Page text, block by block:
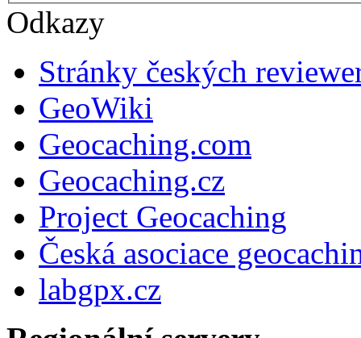
Odkazy
Stránky českých
GeoWiki
Geocaching.com
Geocaching.cz
Project Geocaching
Česká asociace
labgpx.cz